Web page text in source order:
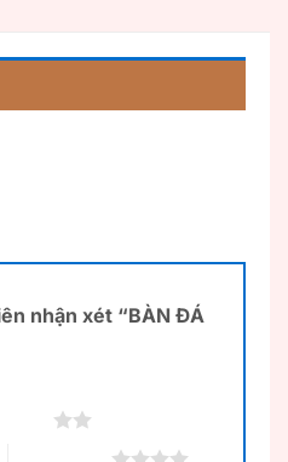
nhận xét “BÀN ĐÁ